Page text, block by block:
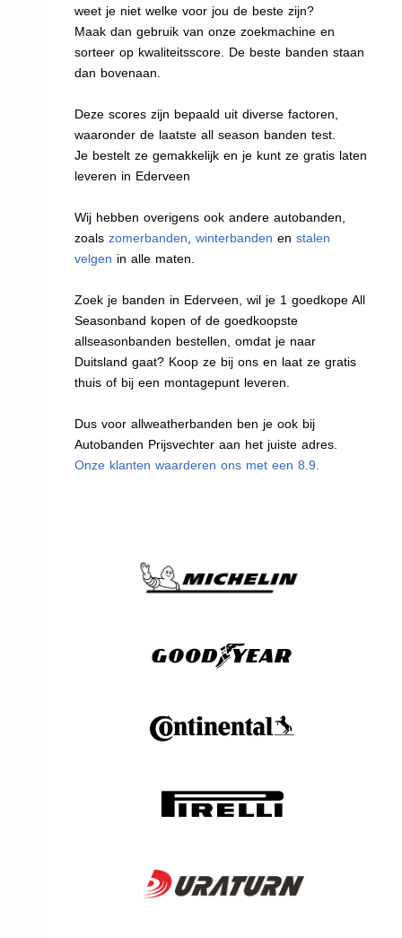
weet je niet welke voor jou de beste zijn?
Maak dan gebruik van onze zoekmachine en
sorteer op kwaliteitsscore. De beste banden staan
dan bovenaan.
Deze scores zijn bepaald uit diverse factoren,
waaronder de laatste all season banden test.
Je bestelt ze gemakkelijk en je kunt ze gratis laten
leveren in Ederveen
Wij hebben overigens ook andere autobanden,
zoalszomerbanden ,winterbanden enstalen
velgen in alle maten.
Zoek je banden in Ederveen, wil je 1 goedkope All
Seasonband kopen of de goedkoopste
allseasonbanden bestellen, omdat je naar
Duitsland gaat? Koop ze bij ons en laat ze gratis
thuis of bij een montagepunt leveren.
Dus voor allweatherbanden ben je ook bij
Autobanden Prijsvechter aan het juiste adres.
Onze klanten waarderen ons met een 8.9.